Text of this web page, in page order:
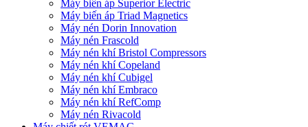
Máy biến áp Superior Electric
Máy biến áp Triad Magnetics
Máy nén Dorin Innovation
Máy nén Frascold
Máy nén khí Bristol Compressors
Máy nén khí Copeland
Máy nén khí Cubigel
Máy nén khí Embraco
Máy nén khí RefComp
Máy nén Rivacold